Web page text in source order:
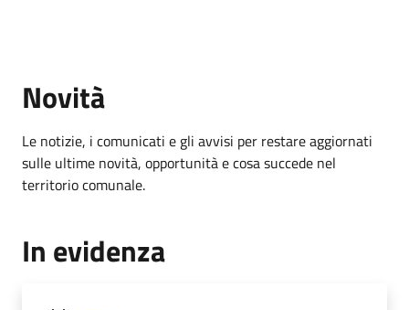
Novità
Le notizie, i comunicati e gli avvisi per restare aggiornati
sulle ultime novità, opportunità e cosa succede nel
territorio comunale.
In evidenza